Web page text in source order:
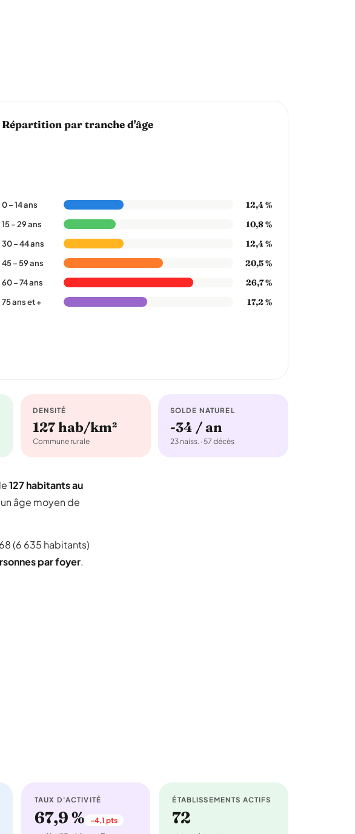
Répartition par tranche d'âge
0 – 14 ans 12,4 %
15 – 29 ans 10,8 %
30 – 44 ans 12,4 %
45 – 59 ans 20,5 %
60 – 74 ans 26,7 %
75 ans et + 17,2 %
DENSITÉ
127 hab/km²
Commune rurale
SOLDE NATUREL
-34 / an
23 naiss. · 57 décès
127 habitants au
âge moyen de
(6 635 habitants)
par foyer.
TAUX D'ACTIVITÉ
67,9 % -4,1 pts
ÉTABLISSEMENTS ACTIFS
72